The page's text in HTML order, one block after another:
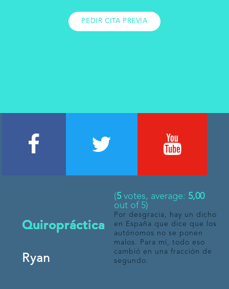
(5votes, average: 5,00
out of 5)
Por desgracia, hay un dicho
en España que dice que los
autónomos no se ponen
malos. Para mí, todo eso
cambió en una fracción de
segundo.
PEDIR CITA PREVIA
Quiropráctica
Ryan